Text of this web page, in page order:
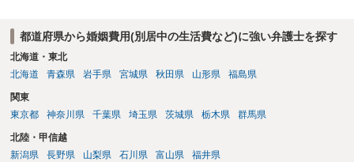
都道府県から婚姻費用(別居中の生活費など)に強い弁護士を探す
北海道・東北
北海道
青森県 岩手県 宮城県 秋田県 山形県 福島県
関東
東京都
神奈川県 千葉県 埼玉県 茨城県 栃木県 群馬県
北陸・甲信越
新潟県
長野県 山梨県 石川県 富山県 福井県